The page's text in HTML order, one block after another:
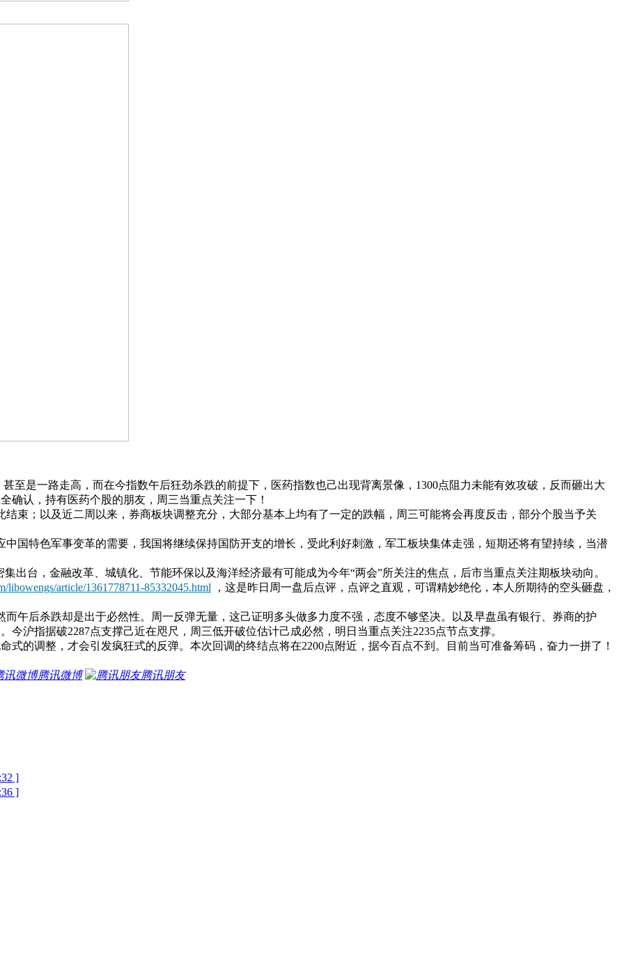
至是一路走高，而在今指数午后狂劲杀跌的前提下，医药指数也己出现背离景像，1300点阻力未能有效攻破，反而砸出大
确认，持有医药个股的朋友，周三当重点关注一下！
束；以及近二周以来，券商板块调整充分，大部分基本上均有了一定的跌幅，周三可能将会再度反击，部分个股当予关
国特色军事变革的需要，我国将继续保持国防开支的增长，受此利好刺激，军工板块集体走强，短期还将有望持续，当潜
出台，金融改革、城镇化、节能环保以及海洋经济最有可能成为今年“两会”所关注的焦点，后市当重点关注期板块动向。
libowengs/article/1361778711-85332045.html ，这是昨日周一盘后点评，点评之直观，可谓精妙绝伦，本人所期待的空头砸盘，
午后杀跌却是出于必然性。周一反弹无量，这己证明多头做多力度不强，态度不够坚决。以及早盘虽有银行、券商的护
沪指据破2287点支撑己近在咫尺，周三低开破位估计己成必然，明日当重点关注2235点节点支撑。
的调整，才会引发疯狂式的反弹。本次回调的终结点将在2200点附近，据今百点不到。目前当可准备筹码，奋力一拼了！
腾讯微博
腾讯朋友
]
]